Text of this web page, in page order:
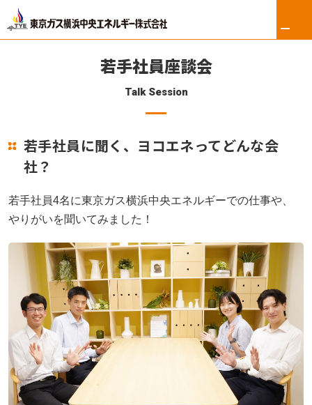
リフォーム
東京ガス修理サービス
ロイヤル会員サービス
法人のお客さま
会社案内
採用情報
メッセージ
若手社員座談会
Talk Session
若手社員に聞く、ヨコエネってどんな会
社？
若手社員4名に東京ガス横浜中央エネルギーでの仕事や、
やりがいを聞いてみました！